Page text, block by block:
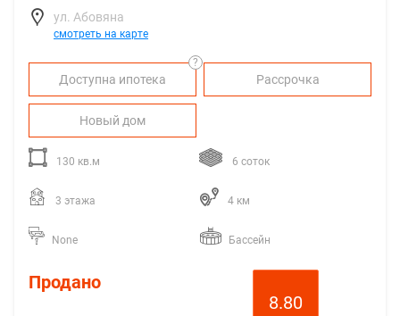
ул. Абовяна
смотреть на карте
?
Доступна ипотека Рассрочка
Новый дом
130 кв.м 6 соток
3 этажа 4 км
None Бассейн
Продано
8.80